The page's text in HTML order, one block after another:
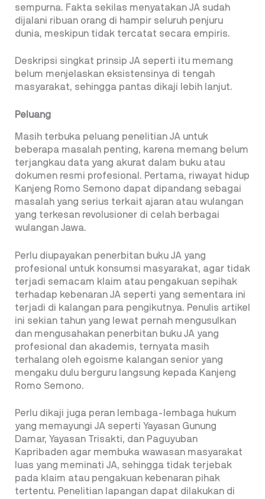
sempurna. Fakta sekilas menyatakan JA sudah
dijalani ribuan orang di hampir seluruh penjuru
dunia, meskipun tidak tercatat secara empiris.
Deskripsi singkat prinsip JA seperti itu memang
belum menjelaskan eksistensinya di tengah
masyarakat, sehingga pantas dikaji lebih lanjut.
Peluang
Masih terbuka peluang penelitian JA untuk
beberapa masalah penting, karena memang belum
terjangkau data yang akurat dalam buku atau
dokumen resmi profesional. Pertama, riwayat hidup
Kanjeng Romo Semono dapat dipandang sebagai
masalah yang serius terkait ajaran atau wulangan
yang terkesan revolusioner di celah berbagai
wulangan Jawa.
Perlu diupayakan penerbitan buku JA yang
profesional untuk konsumsi masyarakat, agar tidak
terjadi semacam klaim atau pengakuan sepihak
terhadap kebenaran JA seperti yang sementara ini
terjadi di kalangan para pengikutnya. Penulis artikel
ini sekian tahun yang lewat pernah mengusulkan
dan mengusahakan penerbitan buku JA yang
profesional dan akademis, ternyata masih
terhalang oleh egoisme kalangan senior yang
mengaku dulu berguru langsung kepada Kanjeng
Romo Semono.
Perlu dikaji juga peran lembaga-lembaga hukum
yang memayungi JA seperti Yayasan Gunung
Damar, Yayasan Trisakti, dan Paguyuban
Kapribaden agar membuka wawasan masyarakat
luas yang meminati JA, sehingga tidak terjebak
pada klaim atau pengakuan kebenaran pihak
tertentu. Penelitian lapangan dapat dilakukan di